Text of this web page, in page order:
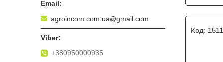
1511
agroincom.com.ua@gmail.com
+380950000935